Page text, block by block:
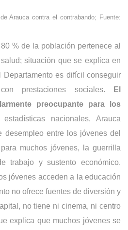
Arauca contra el contrabando; Fuente:
% de la población pertenece al
situación que se explica en
es difícil conseguir
prestaciones sociales.
El
preocupante para los
nacionales, Arauca
desempleo entre los jóvenes del
muchos jóvenes, la guerrilla
trabajo y sustento económico.
jóvenes acceden a la educación
no ofrece fuentes de diversión y
no tiene ni cinema, ni centro
explica que muchos jóvenes se